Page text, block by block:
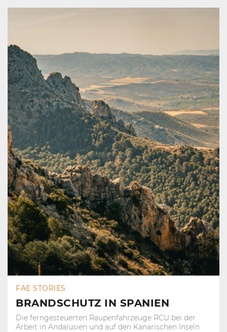
FAE STORIES
BRANDSCHUTZ IN SPANIEN
Die ferngesteuerten Raupenfahrzeuge RCU bei der
Arbeit in Andalusien und auf den Kanarischen Inseln